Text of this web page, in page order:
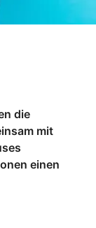
die
mit
einen